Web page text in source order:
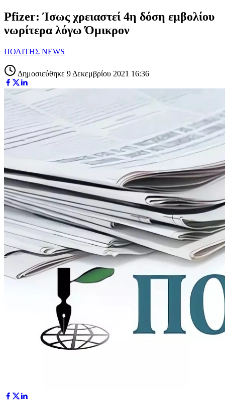
Pfizer: Ίσως χρειαστεί 4η δόση εμβολίου
νωρίτερα λόγω Όμικρον
ΠΟΛΙΤΗΣ NEWS
Δημοσιεύθηκε 9 Δεκεμβρίου 2021 16:36